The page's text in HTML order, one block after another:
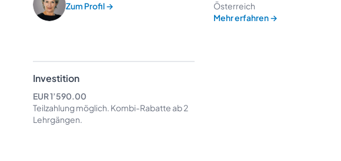
Zum Profil→
Österreich
Mehr erfahren→
Investition
EUR 1’590.00
Teilzahlung möglich. Kombi-Rabatte ab 2
Lehrgängen.